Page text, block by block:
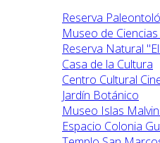
Reserva
Museo de
Reserva Natural
Casa de la Cultura
Centro Cultural
Jardín Botánico
Museo Islas
Espacio Colonia